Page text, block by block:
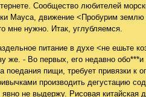
Сообщество любителей
Мауса, движение <Пробурим землю
мне нужно. Итак, углубляемся.
питание в духе <не ешьте
же. - Во первых, его недавно
поедания пищи, требует привязки к
производить дегустацию
не выдержу. Рисовая китайская